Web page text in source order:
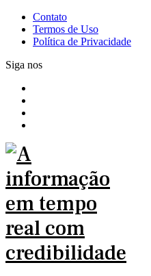
Contato
Termos de Uso
Política de Privacidade
Siga nos